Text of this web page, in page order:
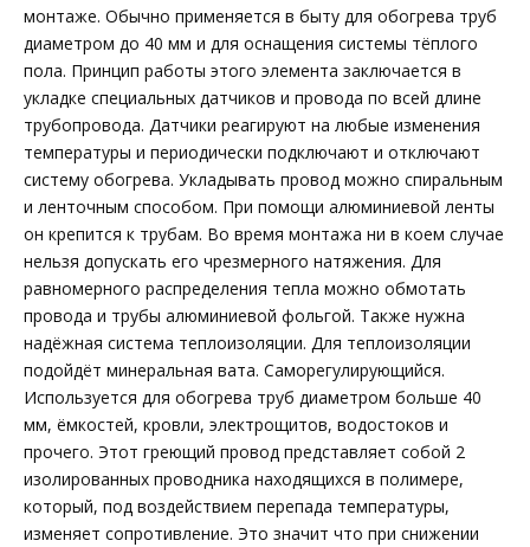
монтаже. Обычно применяется в быту для обогрева труб
диаметром до 40 мм и для оснащения системы тёплого
пола. Принцип работы этого элемента заключается в
укладке специальных датчиков и провода по всей длине
трубопровода. Датчики реагируют на любые изменения
температуры и периодически подключают и отключают
систему обогрева. Укладывать провод можно спиральным
и ленточным способом. При помощи алюминиевой ленты
он крепится к трубам. Во время монтажа ни в коем случае
нельзя допускать его чрезмерного натяжения. Для
равномерного распределения тепла можно обмотать
провода и трубы алюминиевой фольгой. Также нужна
надёжная система теплоизоляции. Для теплоизоляции
подойдёт минеральная вата. Саморегулирующийся.
Используется для обогрева труб диаметром больше 40
мм, ёмкостей, кровли, электрощитов, водостоков и
прочего. Этот греющий провод представляет собой 2
изолированных проводника находящихся в полимере,
который, под воздействием перепада температуры,
изменяет сопротивление. Это значит что при снижении